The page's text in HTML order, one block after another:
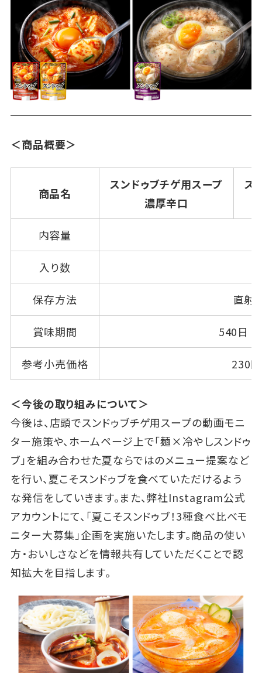
＜商品概要＞
商品名
スンドゥブチゲ用スープ
濃厚辛口
ス
内容量
入り数
保存方法 直射
賞味期間 540日
参考小売価格 230円
＜今後の取り組みについて＞
今後は、店頭でスンドゥブチゲ用スープの動画モニ
ター施策や、ホームページ上で「麺×冷やしスンドゥ
ブ」を組み合わせた夏ならではのメニュー提案など
を行い、夏こそスンドゥブを食べていただけるよう
な発信をしていきます。また、弊社Instagram公式
アカウントにて、「夏こそスンドゥブ！3種食べ比べモ
ニター大募集」企画を実施いたします。商品の使い
方・おいしさなどを情報共有していただくことで認
知拡大を目指します。